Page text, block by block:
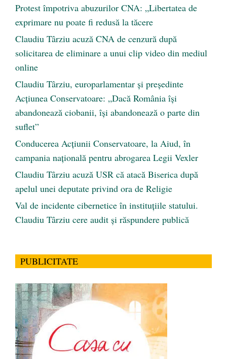
Protest împotriva abuzurilor CNA: „Libertatea de
exprimare nu poate fi redusă la tăcere
Claudiu Târziu acuză CNA de cenzură după
solicitarea de eliminare a unui clip video din mediul
online
Claudiu Târziu, europarlamentar și președinte
Acțiunea Conservatoare: „Dacă România își
abandonează ciobanii, își abandonează o parte din
suflet”
Conducerea Acțiunii Conservatoare, la Aiud, în
campania națională pentru abrogarea Legii Vexler
Claudiu Târziu acuză USR că atacă Biserica după
apelul unei deputate privind ora de Religie
Val de incidente cibernetice în instituțiile statului.
Claudiu Târziu cere audit și răspundere publică
PUBLICITATE